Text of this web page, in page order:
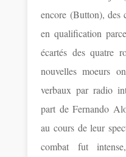
encore (Button), des
en qualification
écartés des quatre
nouvelles moeurs
verbaux par radio
part de Fernando
au cours de leur
combat fut